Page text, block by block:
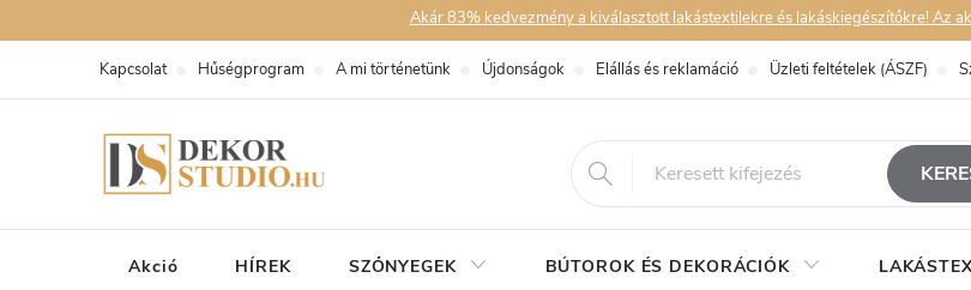
a
Akár 83% kedvezmény a kiválasztott lakástextilekre és lakáskiegészítőkre! Az
eshop@dekorstudio.hu
Kapcsolat Hűségprogram A mi történetünk Újdonságok Elállás és reklamáció Üzleti feltételek (ÁSZF)
Akció HÍREK SZŐNYEGEK BÚTOROK ÉS DEKORÁCIÓK